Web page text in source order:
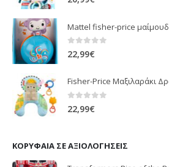
0 out of 5
22,99€
0 out of 5
22,99€
ΚΟΡΥΦΑΊΑ ΣΕ ΑΞΙΟΛΟΓΉΣΕΙΣ